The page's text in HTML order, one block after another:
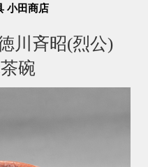
小田商店
川斉昭(烈公)
碗